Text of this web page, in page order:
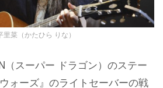
里菜（かたひら りな）
スーパー ドラゴン）のステー
ォーズ』のライトセーバーの戦